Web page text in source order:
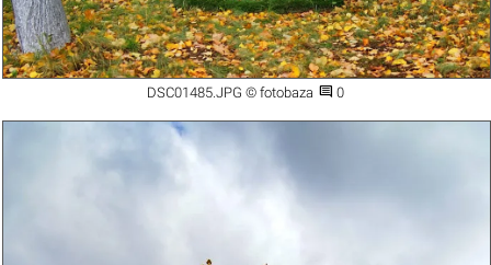
DSC01485.JPG © fotobaza  0